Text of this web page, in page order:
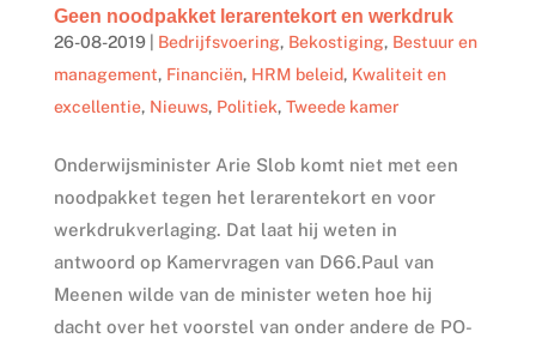
Geen noodpakket lerarentekort en werkdruk
26-08-2019| Bedrijfsvoering, Bekostiging, Bestuur en
management, Financiën, HRM beleid, Kwaliteit en
excellentie, Nieuws, Politiek, Tweede kamer
Onderwijsminister Arie Slob komt niet met een
noodpakket tegen het lerarentekort en voor
werkdrukverlaging. Dat laat hij weten in
antwoord op Kamervragen van D66.Paul van
Meenen wilde van de minister weten hoe hij
dacht over het voorstel van onder andere de PO-